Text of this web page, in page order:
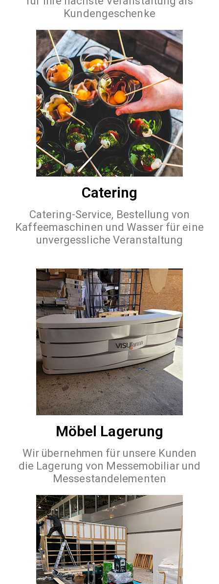
Kundengeschenke
Catering
Catering-Service, Bestellung von
Kaffeemaschinen und Wasser für eine
unvergessliche Veranstaltung
Möbel Lagerung
Wir übernehmen für unsere Kunden
die Lagerung von Messemobiliar und
Messestandelementen